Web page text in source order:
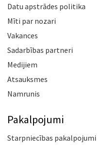
Datu apstrādes politika
Mīti par nozari
Vakances
Sadarbības partneri
Medijiem
Atsauksmes
Namrunis
Pakalpojumi
Starpniecības pakalpojumi